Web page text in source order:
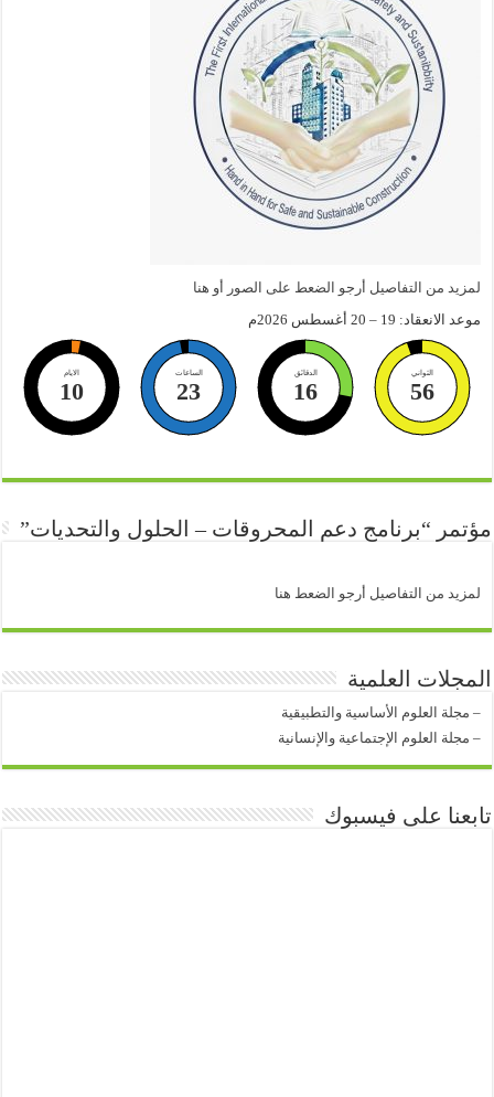
لمزيد من التفاصيل أرجو الضعط على الصور أو هنا
موعد الانعقاد: 19 – 20 أغسطس 2026م
الايام
10
الساعات
23
الدقائق
16
الثواني
56
مؤتمر “برنامج دعم المحروقات – الحلول والتحديات”
لمزيد من التفاصيل أرجو الضعط هنا
المجلات العلمية
– مجلة العلوم الأساسية والتطبيقية
– مجلة العلوم الإجتماعية والإنسانية
تابعنا على فيسبوك